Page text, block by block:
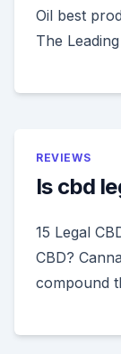
Oil best
The
REVIEWS
Is cbd
15 Legal
CBD?
compound